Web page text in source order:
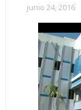
junio 24, 2016